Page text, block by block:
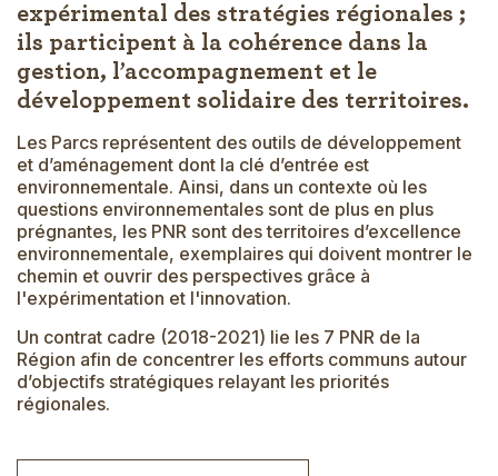
expérimental des stratégies régionales ;
ils participent à la cohérence dans la
gestion, l’accompagnement et le
développement solidaire des territoires.
Les Parcs représentent des outils de développement
et d’aménagement dont la clé d’entrée est
environnementale. Ainsi, dans un contexte où les
questions environnementales sont de plus en plus
prégnantes, les PNR sont des territoires d’excellence
environnementale, exemplaires qui doivent montrer le
chemin et ouvrir des perspectives grâce à
l'expérimentation et l'innovation.
Un contrat cadre (2018-2021) lie les 7 PNR de la
Région afin de concentrer les efforts communs autour
d’objectifs stratégiques relayant les priorités
régionales.